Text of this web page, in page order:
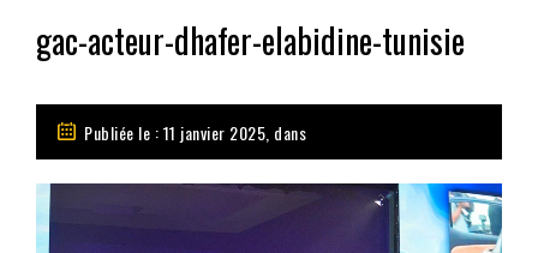
gac-acteur-dhafer-elabidine-tunisie
Publiée le : 11 janvier 2025, dans